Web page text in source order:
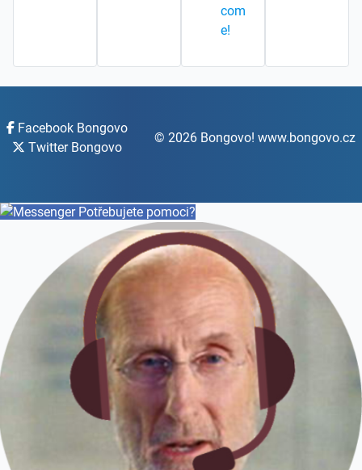
com
e!
Facebook Bongovo
Twitter Bongovo
© 2026 Bongovo! www.bongovo.cz
Potřebujete pomoci?